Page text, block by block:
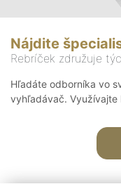
Nájdite
Rebríček združuje
Hľadáte odborníka vo
vyhľadávač. Využívajte